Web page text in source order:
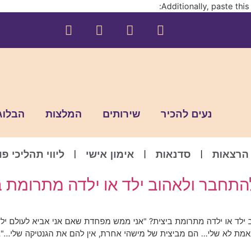
Additionally, paste
נעים להכיר שירותים המלצות
הרצאות סדנאות אימון אישי ליווי תהליכי
ולאהוב ילד או ילדה מתרומת
ילד או ילדה מתרומת ביצית? "אני ממש מפחדת שאם אני אביא לעולם
לא שלי… הם מביצית של מישהי אחרת, אין להם את הגנטיקה